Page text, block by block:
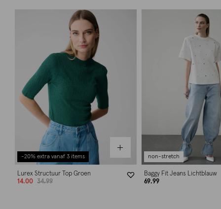
-20% extra vanaf 3 items
Lurex Structuur Top Groen
14.00
34.99
non-stretch
Baggy Fit Jeans Lichtblauw
69.99